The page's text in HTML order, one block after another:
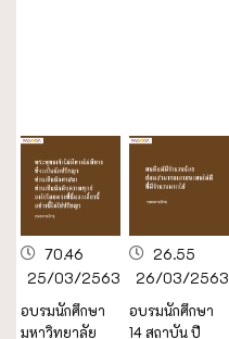
70.46
25/03/2563
อบรมนักศึกษา
มหาวิทยาลัย
26.55
26/03/2563
อบรมนักศึกษา
14 สถาบัน ปี